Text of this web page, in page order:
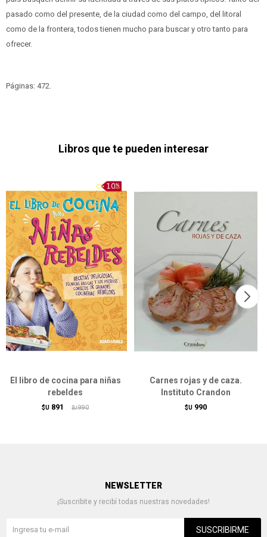
pasado como del presente, de la ciudad como del campo, del litoral
como de la frontera, todos tienen mucho para buscar y otro tanto para
ofrecer.
Páginas: 472.
Libros que te pueden interesar
El libro de cocina para niñas
rebeldes
$U 891 $U 990
Carnes rojas y de caza.
Instituto Crandon
$U 990
NEWSLETTER
¡Suscribite y recibí todas nuestras novedades!
SUSCRIBIRME